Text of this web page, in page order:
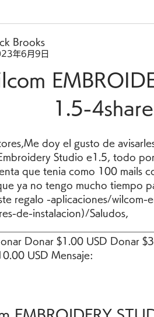
Brooks
年6月9日
1.5-
doy el gusto de
Studio e1.5, todo
que tenia como 100 mails
ya no tengo mucho tiempo
regalo -aplicaciones/
de-instalacion)/Saludos,
Donar $1.00 USD Donar
USD Mensaje: